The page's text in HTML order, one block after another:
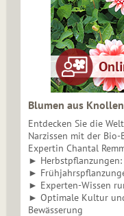
Blumen aus
Entdecken Sie die
Narzissen mit der
Expertin Chantal
► Herbstpflanzungen:
►
► Experten-Wissen
► Optimale Kultur
Bewässerung